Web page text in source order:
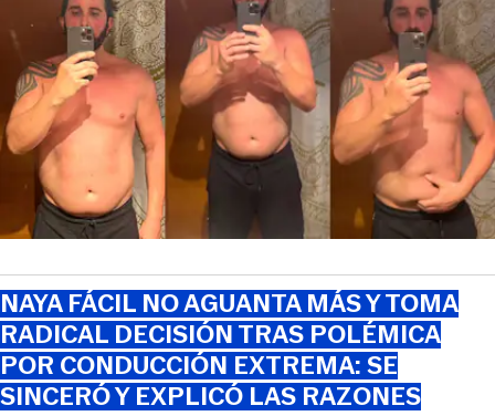
NAYA FÁCIL NO AGUANTA MÁS Y TOMA
RADICAL DECISIÓN TRAS POLÉMICA
POR CONDUCCIÓN EXTREMA: SE
SINCERÓ Y EXPLICÓ LAS RAZONES